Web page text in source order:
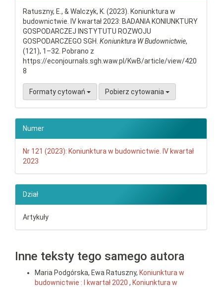
Ratuszny, E., & Walczyk, K. (2023). Koniunktura w
budownictwie. IV kwartał 2023: BADANIA KONIUNKTURY
GOSPODARCZEJ INSTYTUTU ROZWOJU
GOSPODARCZEGO SGH. Koniunktura W Budownictwie,
(121), 1–32. Pobrano z
https://econjournals.sgh.waw.pl/KwB/article/view/420
8
Formaty cytowań Pobierz cytowania
Numer
Nr 121 (2023): Koniunktura w budownictwie. IV kwartał
2023
Dział
Artykuły
Inne teksty tego samego autora
Maria Podgórska, Ewa Ratuszny, Koniunktura w
budownictwie : I kwartał 2020 , Koniunktura w